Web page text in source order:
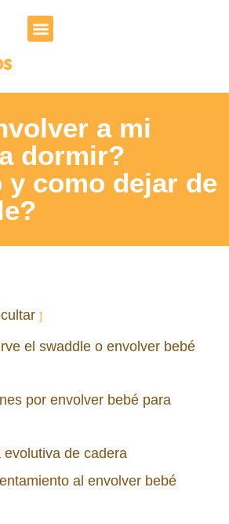
a mi
dormir?
y como dejar de
el swaddle o envolver bebé
por envolver bebé para
evolutiva de cadera
al envolver bebé